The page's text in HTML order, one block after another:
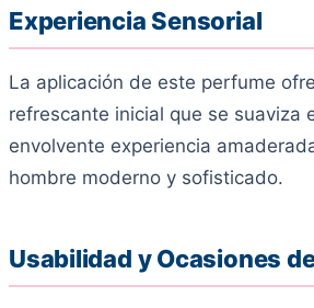
Experiencia Sensorial
La aplicación de este perfume
refrescante inicial que se suaviza
envolvente experiencia
hombre moderno y sofisticado.
Usabilidad y Ocasiones